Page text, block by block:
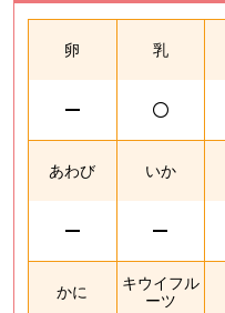
卵 乳
あわび いか
かに
キウイフル
ーツ